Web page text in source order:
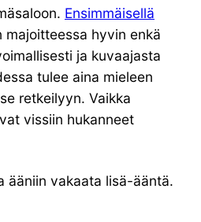
Ensimmäisellä
hyvin enkä
ja kuvaajasta
tulee aina mieleen
retkeilyyn. Vaikka
vissiin hukanneet
ääniin vakaata lisä-ääntä.